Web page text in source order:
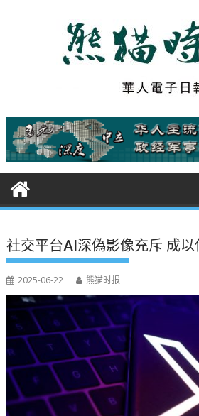
t
社交平台AI深偽影像充斥 成
2025-06-22 熊猫时报